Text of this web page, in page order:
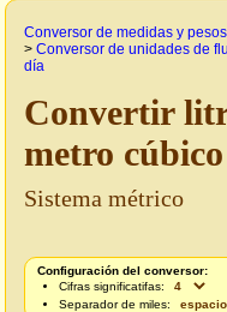
Conversor de medidas y pesos
> Conversor de unidades de
día
Convertir
metro
Sistema métrico
Configuración del conversor:
Cifras significatifas:
Separador de miles: